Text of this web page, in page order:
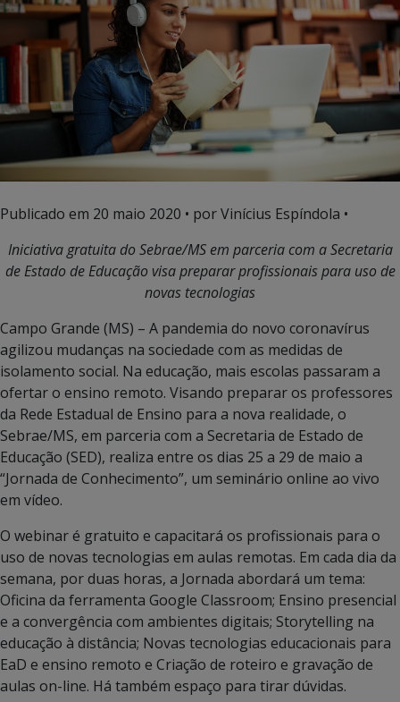
Publicado em 20 maio 2020 • por Vinícius Espíndola •
Iniciativa gratuita do Sebrae/MS em parceria com a Secretaria
de Estado de Educação visa preparar profissionais para uso de
novas tecnologias
Campo Grande (MS) – A pandemia do novo coronavírus
agilizou mudanças na sociedade com as medidas de
isolamento social. Na educação, mais escolas passaram a
ofertar o ensino remoto. Visando preparar os professores
da Rede Estadual de Ensino para a nova realidade, o
Sebrae/MS, em parceria com a Secretaria de Estado de
Educação (SED), realiza entre os dias 25 a 29 de maio a
“Jornada de Conhecimento”, um seminário online ao vivo
em vídeo.
O webinar é gratuito e capacitará os profissionais para o
uso de novas tecnologias em aulas remotas. Em cada dia da
semana, por duas horas, a Jornada abordará um tema:
Oficina da ferramenta Google Classroom; Ensino presencial
e a convergência com ambientes digitais; Storytelling na
educação à distância; Novas tecnologias educacionais para
EaD e ensino remoto e Criação de roteiro e gravação de
aulas on-line. Há também espaço para tirar dúvidas.